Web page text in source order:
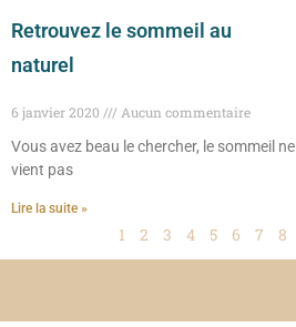
Retrouvez le sommeil au
naturel
6 janvier 2020
Aucun commentaire
Vous avez beau le chercher, le sommeil ne
vient pas
Lire la suite »
1 2 3 4 5 6 7 8